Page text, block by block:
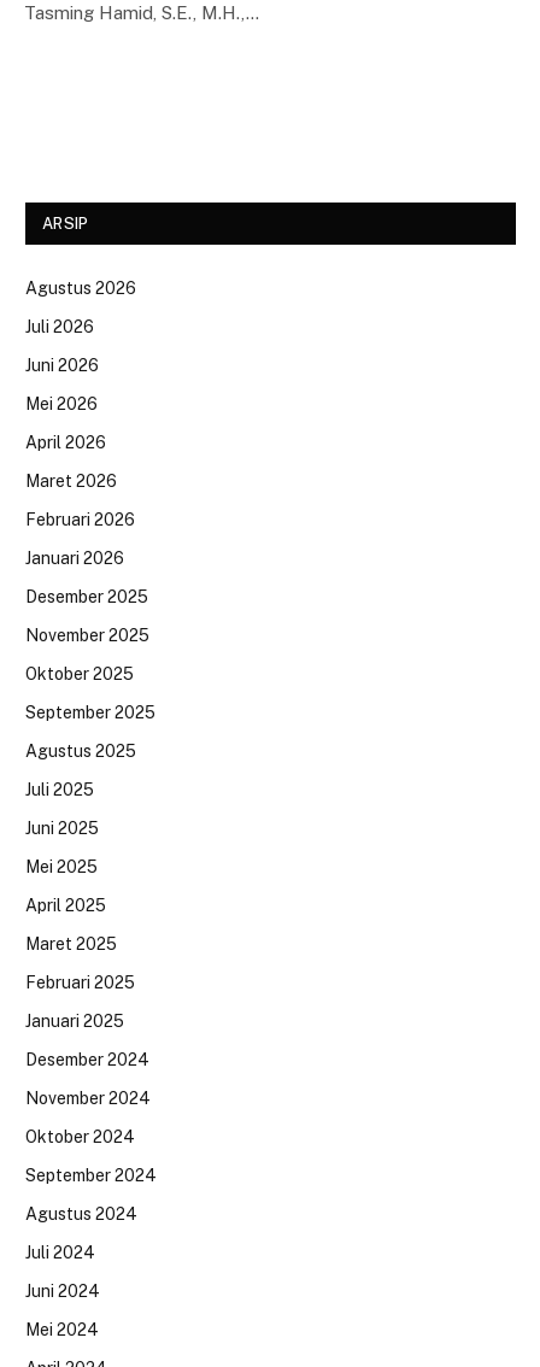
Tasming Hamid, S.E., M.H.,…
ARSIP
Agustus 2026
Juli 2026
Juni 2026
Mei 2026
April 2026
Maret 2026
Februari 2026
Januari 2026
Desember 2025
November 2025
Oktober 2025
September 2025
Agustus 2025
Juli 2025
Juni 2025
Mei 2025
April 2025
Maret 2025
Februari 2025
Januari 2025
Desember 2024
November 2024
Oktober 2024
September 2024
Agustus 2024
Juli 2024
Juni 2024
Mei 2024